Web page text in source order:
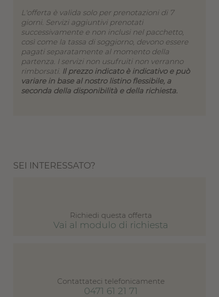
L'offerta è valida solo per prenotazioni di 7
giorni. Servizi aggiuntivi prenotati
successivamente e non inclusi nel pacchetto,
così come la tassa di soggiorno, devono essere
pagati separatamente al momento della
partenza. I servizi non usufruiti non verranno
rimborsati. Il prezzo indicato è indicativo e può
variare in base al nostro listino flessibile, a
seconda della disponibilità e della richiesta.
SEI INTERESSATO?
Richiedi questa offerta
Vai al modulo di richiesta
Contattateci telefonicamente
0471 61 21 71